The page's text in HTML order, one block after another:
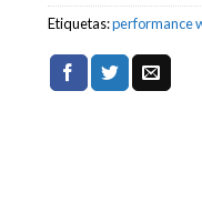
Etiquetas:performance